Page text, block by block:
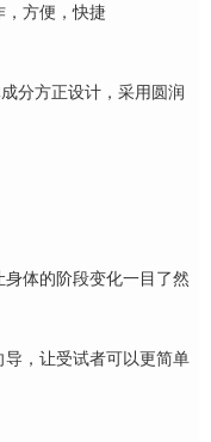
方便，快捷
分方正设计，采用圆润
体的阶段变化一目了然
，让受试者可以更简单